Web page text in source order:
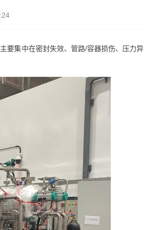
要集中在密封失效、管路/容器损伤、压力异